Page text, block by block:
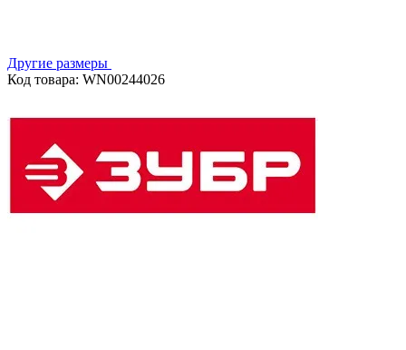
Другие размеры
Код товара: WN00244026